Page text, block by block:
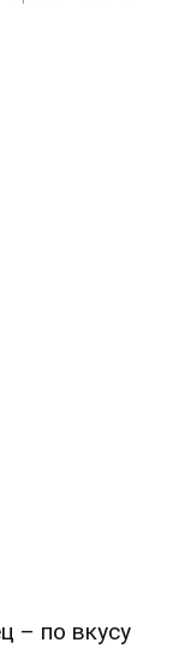
– по вкусу